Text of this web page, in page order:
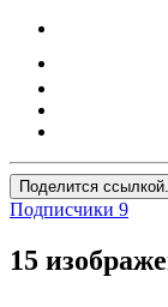
Поделится
Подписчики 9
15